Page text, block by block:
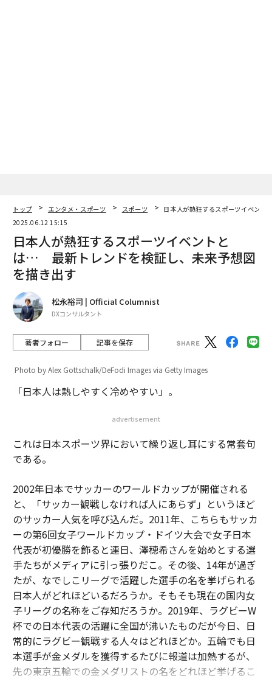
トップ エンタメ・スポーツ スポーツ
日本人が熱狂するスポーツイベン
2025.06.12 15:15
日本人が熱狂するスポーツイベントと
は… 最新トレンドを検証し、未来予想図
を描き出す
松永裕司 | Official Columnist
DXコンサルタント
著者フォロー 記事を保存
Photo by Alex Gottschalk/DeFodi Images via Getty Images
「日本人は熱しやすく冷めやすい」。
advertisement
これは日本スポーツ界において繰り返し耳にする常套句
である。
2002年日本でサッカーのワールドカップが開催される
と、「サッカー観戦しなければ人にあらず」というほど
のサッカー人気を呼び込んだ。2011年、こちらもサッカ
ーの第6回女子ワールドカップ・ドイツ大会で女子日本
代表が初優勝を飾ると連日、澤穂希さんを始めとする選
手たちがメディアに引っ張りだこ。その後、14年が過ぎ
たが、なでしこリーグで活躍した選手の名を挙げられる
日本人がどれほどいるだろうか。そもそも現在の国内女
子リーグの名称をご存知だろうか。2019年、ラグビーW
杯での日本代表の活躍に全国が沸いたものだが今日、日
常的にラグビー観戦する人々はどれほどか。五輪でも日
本選手が金メダルを獲得するたびに報道は加熱するが、
先の東京五輪での金メダリストの名をどれほど挙げるこ